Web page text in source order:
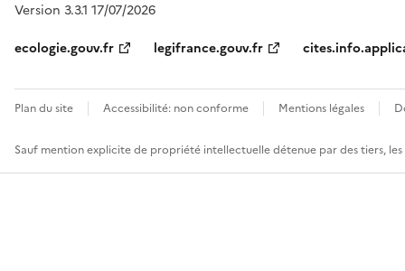
Version 3.3.1 17/07/2026
ecologie.gouv.fr
legifrance.gouv.fr
Plan du site Accessibilité: non conforme Mentions légales
Sauf mention explicite de propriété intellectuelle détenue par des tiers,